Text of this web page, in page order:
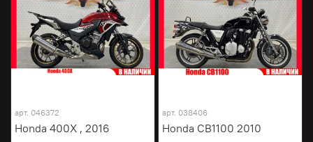
арт. 046372
Honda 400X , 2016
арт. 038406
Honda CB1100 2010